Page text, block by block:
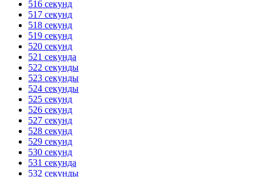
516 секунд
517 секунд
518 секунд
519 секунд
520 секунд
521 секунда
522 секунды
523 секунды
524 секунды
525 секунд
526 секунд
527 секунд
528 секунд
529 секунд
530 секунд
531 секунда
532 секунды